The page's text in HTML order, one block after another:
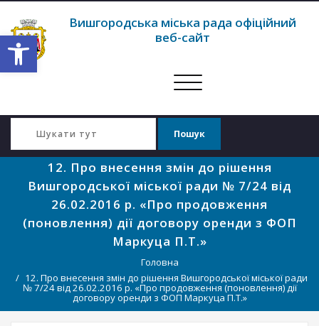
Відкрити Панель інструментів
Вишгородська міська рада офіційний
веб-сайт
Перемкнути
12. Про внесення змін до рішення
Вишгородської міської ради № 7/24 від
26.02.2016 р. «Про продовження
(поновлення) дії договору оренди з ФОП
Маркуца П.Т.»
Головна
12. Про внесення змін до рішення Вишгородської міської ради
№ 7/24 від 26.02.2016 р. «Про продовження (поновлення) дії
договору оренди з ФОП Маркуца П.Т.»